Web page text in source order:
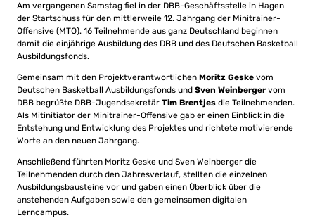
Am vergangenen Samstag fiel in der DBB-Geschäftsstelle in Hagen
der Startschuss für den mittlerweile 12. Jahrgang der Minitrainer-
Offensive (MTO). 16 Teilnehmende aus ganz Deutschland beginnen
damit die einjährige Ausbildung des DBB und des Deutschen Basketball
Ausbildungsfonds.
Gemeinsam mit den Projektverantwortlichen Moritz Geske vom
Deutschen Basketball Ausbildungsfonds und Sven Weinbergervom
DBB begrüßte DBB-Jugendsekretär Tim Brentjes die Teilnehmenden.
Als Mitinitiator der Minitrainer-Offensive gab er einen Einblick in die
Entstehung und Entwicklung des Projektes und richtete motivierende
Worte an den neuen Jahrgang.
Anschließend führten Moritz Geske und Sven Weinberger die
Teilnehmenden durch den Jahresverlauf, stellten die einzelnen
Ausbildungsbausteine vor und gaben einen Überblick über die
anstehenden Aufgaben sowie den gemeinsamen digitalen
Lerncampus.